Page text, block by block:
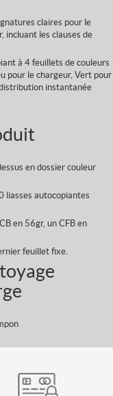
claires pour le
incluant les clauses de
à 4 feuillets de couleurs
pour le chargeur, Vert pour
instantanée
en dossier couleur
liasses autocopiantes
en 56gr, un CFB en
feuillet fixe.